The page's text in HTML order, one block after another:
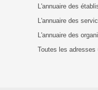
L'annuaire des
L'annuaire des
L'annuaire des
Toutes les adresses